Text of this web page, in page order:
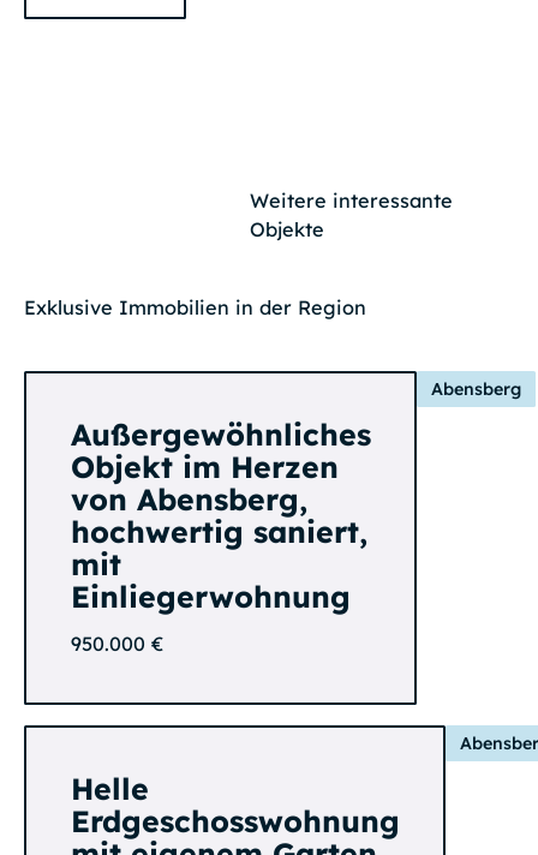
Weitere interessante
Objekte
Exklusive Immobilien in der Region
Außergewöhnliches
Objekt im Herzen
von Abensberg,
hochwertig saniert,
mit
Einliegerwohnung
950.000 €
Abensberg
Helle
Erdgeschosswohnung